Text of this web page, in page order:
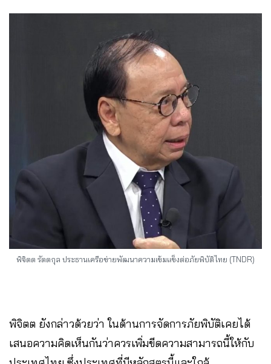
พิจิตต รัตตกุล ประธานเครือข่ายพัฒนาความเข้มแข็งต่อภัยพิบัติไทย (TNDR)
พิจิตต ยังกล่าวด้วยว่า ในด้านการจัดการภัยพิบัติเคยได้
เสนอความคิดเห็นกันว่าควรเพิ่มขีดความสามารถนี้ให้กับ